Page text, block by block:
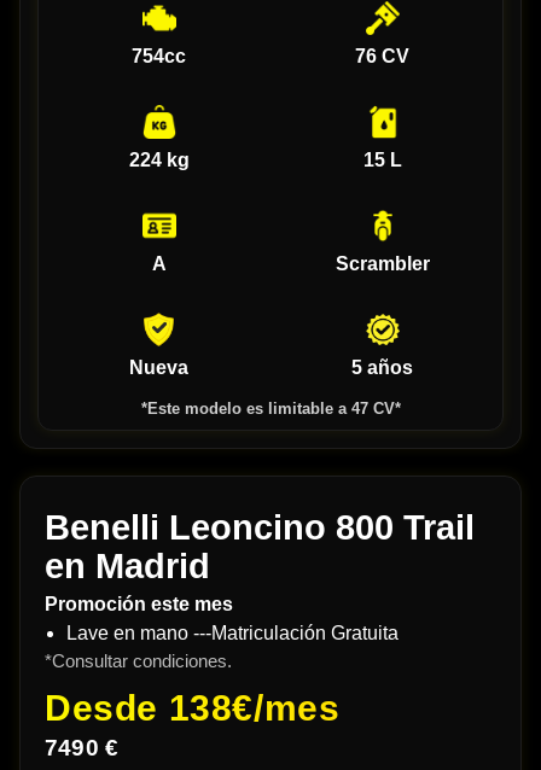
754cc 76 CV
224 kg 15 L
A Scrambler
Nueva 5 años
*Este modelo es limitable a 47 CV*
Benelli Leoncino 800 Trail
en Madrid
Promoción este mes
Lave en mano ---Matriculación Gratuita
*Consultar condiciones.
Desde 138€/mes
7490 €